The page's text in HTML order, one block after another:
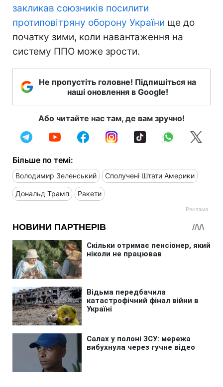
закликав союзників посилити
протиповітряну оборону України ще до
початку зими, коли навантаження на
систему ППО може зрости.
Не пропустіть головне! Підпишіться на
наші оновлення в Google!
Або читайте нас там, де вам зручно!
Більше по темі:
Володимир Зеленський Сполучені Штати Америки
Дональд Трамп Ракети